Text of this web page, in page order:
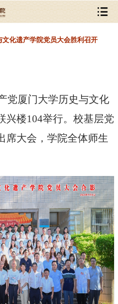
化遗产学院党员大会胜利召开
党厦门大学历史与文化
兴楼104举行。校基层党
席大会，学院全体师生